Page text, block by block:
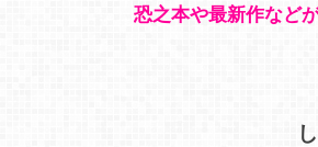
恐之本や最新作など